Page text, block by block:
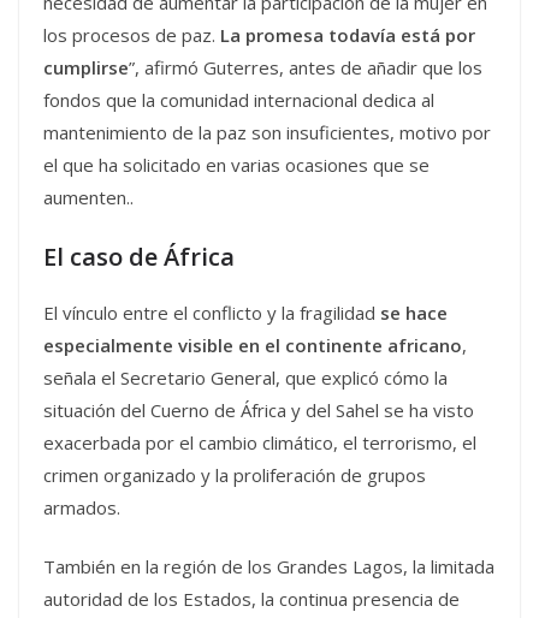
los procesos de paz. La promesa todavía está por
cumplirse”, afirmó Guterres, antes de añadir que los
fondos que la comunidad internacional dedica al
mantenimiento de la paz son insuficientes, motivo por
el que ha solicitado en varias ocasiones que se
aumenten..
El caso de África
El vínculo entre el conflicto y la fragilidad se hace
especialmente visible en el continente africano,
señala el Secretario General, que explicó cómo la
situación del Cuerno de África y del Sahel se ha visto
exacerbada por el cambio climático, el terrorismo, el
crimen organizado y la proliferación de grupos
armados.
También en la región de los Grandes Lagos, la limitada
autoridad de los Estados, la continua presencia de